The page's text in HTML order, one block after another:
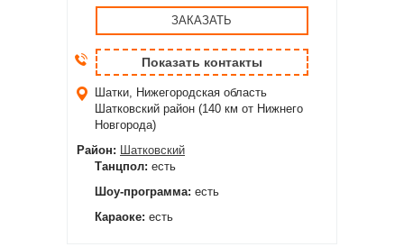
ЗАКАЗАТЬ
Показать контакты
Шатки, Нижегородская область
Шатковский район (140 км от Нижнего
Новгорода)
Район: Шатковский
Танцпол: есть
Шоу-программа: есть
Караоке: есть